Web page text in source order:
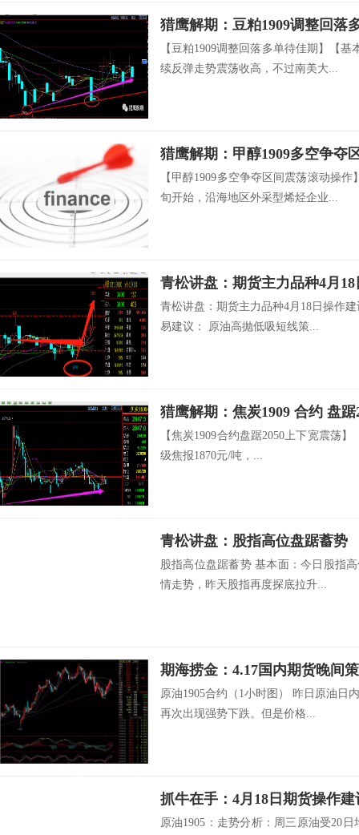
猎鹰解期：豆粕1909调整回落
【豆粕1909调整回落多单待佳期】【
续反弹走势震荡收高，不过南美大...
猎鹰解期：甲醇1909多空争夺
【甲醇1909多空争夺区间震荡滚动操
旬开始，沿海地区外采型烯烃企业...
青松讲盘：期货主力品种4月
青松讲盘：期货主力品种4月18日操作
易建议： 原油高抛低吸短线策...
猎鹰解期：焦炭1909 合约 盘
【焦炭1909合约盘踞2050上下宽震荡
级焦报1870元/吨，...
青松讲盘：股指高位盘踞蓄势
股指高位盘踞蓄势 基本面：今日股指
情走势，昨天股指再度探底拉升...
期海捞金：4.17国内期货晚间
原油1905合约（1小时图） 昨日原油日
再次出现强势下跌。但是价格...
抓牛在手：4月18日期货操作建
原油1905：走势分析：周三原油受20